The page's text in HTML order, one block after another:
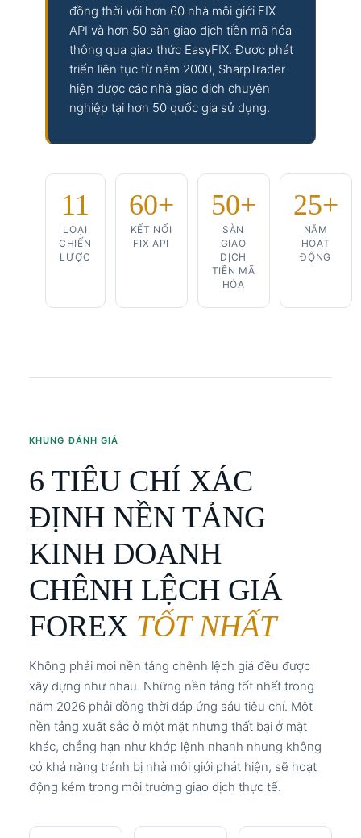
đồng thời với hơn 60 nhà môi giới FIX
API và hơn 50 sàn giao dịch tiền mã hóa
thông qua giao thức EasyFIX. Được phát
triển liên tục từ năm 2000, SharpTrader
hiện được các nhà giao dịch chuyên
nghiệp tại hơn 50 quốc gia sử dụng.
11
LOẠI
CHIẾN
LƯỢC
60+
KẾT NỐI
FIX API
50+
SÀN
GIAO
DỊCH
TIỀN MÃ
HÓA
25+
NĂM
HOẠT
ĐỘNG
KHUNG ĐÁNH GIÁ
6 TIÊU CHÍ XÁC
ĐỊNH NỀN TẢNG
KINH DOANH
CHÊNH LỆCH GIÁ
FOREX TỐT NHẤT
Không phải mọi nền tảng chênh lệch giá đều được
xây dựng như nhau. Những nền tảng tốt nhất trong
năm 2026 phải đồng thời đáp ứng sáu tiêu chí. Một
nền tảng xuất sắc ở một mặt nhưng thất bại ở mặt
khác, chẳng hạn như khớp lệnh nhanh nhưng không
có khả năng tránh bị nhà môi giới phát hiện, sẽ hoạt
động kém trong môi trường giao dịch thực tế.